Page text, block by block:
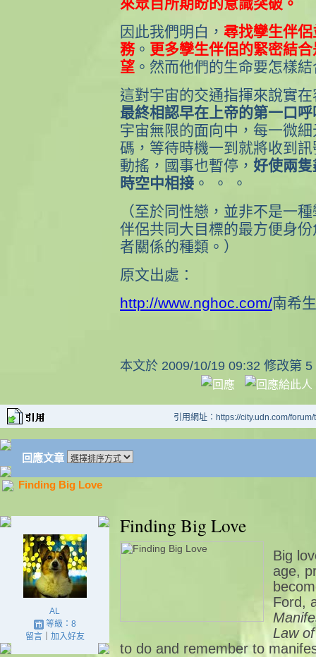
因此我們明白， 尋找孿生伴
務。 更多孿生伴侶的緊密結
望 。然而他們的生命要怎樣
這對宇宙的交通指揮來說實
最終相認早在上帝的第一口
宇宙無限的面向中，每一微
碼，等待時機一到就將收到
動搖，國事也暫停， 好使兩
時空中相接 。 。 。
（至於同性戀，並非不是一
伴侶共同大目標的最方便身
者關係的種類。）
原文出處：
http://www.nghoc.com/南希
本文於 2009/10/19 09:32 修改第 5
引用網址：https://city.udn.com/
回應文章
Finding Big Love
AL
等級：8
留言｜ 加入好友
Finding Big Love
Big
age,
Ford,
Law
to do and remember to